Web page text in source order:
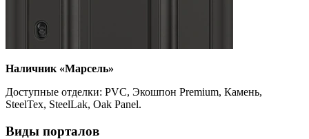
Наличник «Марсель»
Доступные отделки: PVC, Экошпон Premium, Камень,
SteelTex, SteelLak, Oak Panel.
Виды порталов